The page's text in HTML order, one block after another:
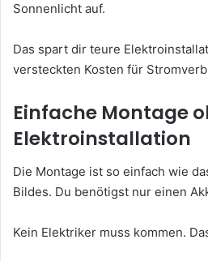
Sonnenlicht auf.
Das spart dir teure
versteckten Kosten für
Einfache Montage
Elektroinstallation
Die Montage ist so einfach wie
Bildes. Du benötigst nur einen
Kein Elektriker muss kommen.